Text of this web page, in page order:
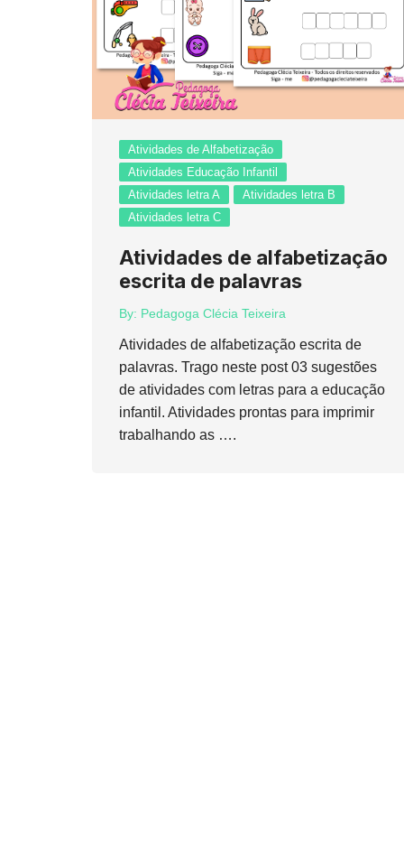
Atividades de Alfabetização
Atividades Educação Infantil
Atividades letra A
Atividades letra B
Atividades letra C
Atividades de alfabetização
escrita de palavras
By: Pedagoga Clécia Teixeira
Atividades de alfabetização escrita de
palavras. Trago neste post 03 sugestões
de atividades com letras para a educação
infantil. Atividades prontas para imprimir
trabalhando as ….